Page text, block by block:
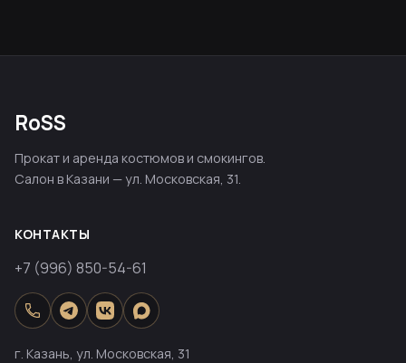
RoSS
Прокат и аренда костюмов и смокингов.
Салон в Казани — ул. Московская, 31.
КОНТАКТЫ
+7 (996) 850-54-61
г. Казань, ул. Московская, 31